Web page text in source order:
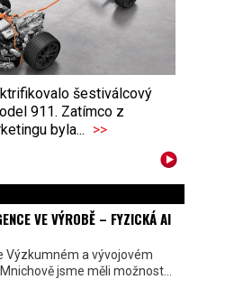
šestiválcový
911. Zatímco z
byla... >>
VE VÝROBĚ – FYZICKÁ AI
Výzkumném a vývojovém
jsme měli možnost...